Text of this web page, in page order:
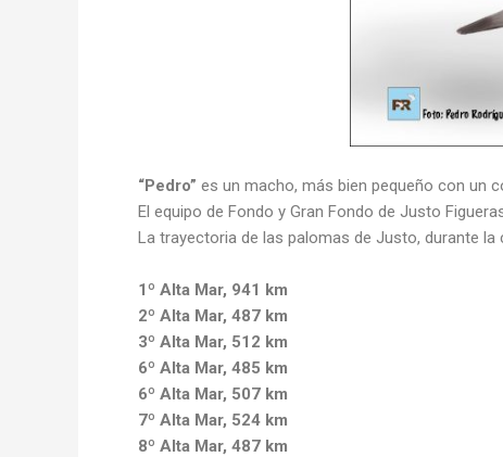
“Pedro” es un macho, más bien pequeño con un
El equipo de Fondo y Gran Fondo de Justo
La trayectoria de las palomas de Justo, durante
1º Alta Mar, 941 km
2º Alta Mar, 487 km
3º Alta Mar, 512 km
6º Alta Mar, 485 km
6º Alta Mar, 507 km
7º Alta Mar, 524 km
8º Alta Mar, 487 km